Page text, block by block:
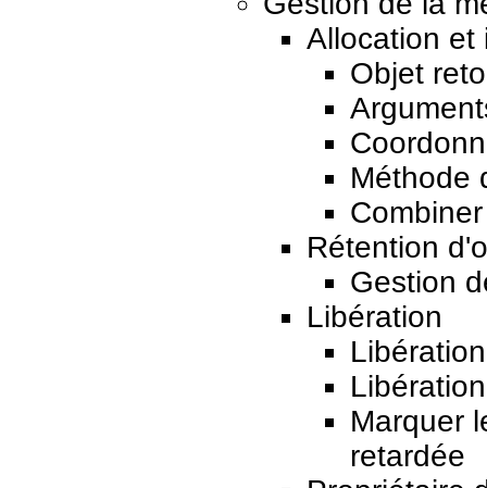
Allocation et
Objet
Méthode
Rétention
Gestion
Libération
Marquer
retardée